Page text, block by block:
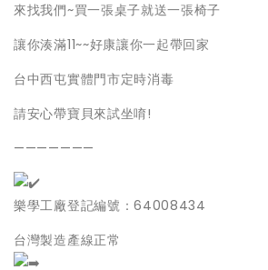
來找我們~買一張桌子就送一張椅子
讓你湊滿11~~好康讓你一起帶回家
台中西屯實體門市定時消毒
請安心帶寶貝來試坐唷!
———————
樂學工廠登記編號：64008434
台灣製造產線正常